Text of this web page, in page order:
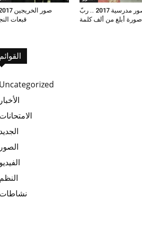
قبعات
صور مدرسية 2017 .. ربّ
صورة أبلغ من ألف كلمة
القوائم
Uncategorized
الأخبار
الامتحانات
الجديد
الصور
الفيديو
النظم
نشاطات